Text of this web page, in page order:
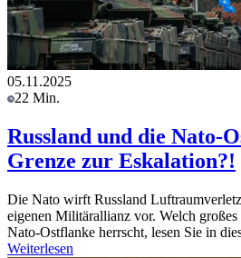
05.11.2025
22 Min.
Russland und die Nato-
Grenze zur Eskalation?!
Die Nato wirft Russland
eigenen Militärallianz vor. Welch
Nato-Ostflanke herrscht, lesen Sie in
Weiterlesen